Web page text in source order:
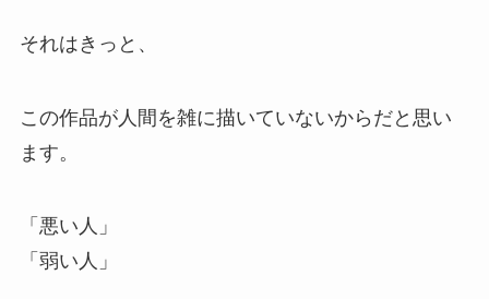
それはきっと、
この作品が人間を雑に描いていないからだと思い
ます。
「悪い人」
「弱い人」